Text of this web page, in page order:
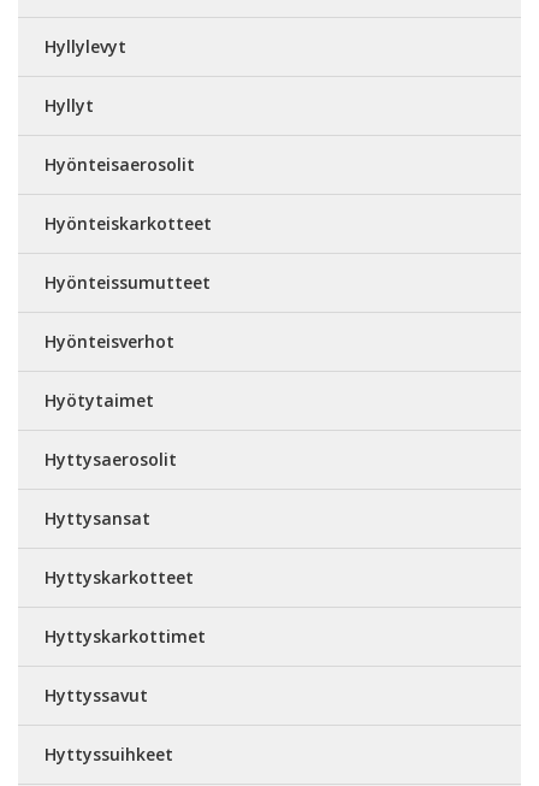
Hyllylevyt
Hyllyt
Hyönteisaerosolit
Hyönteiskarkotteet
Hyönteissumutteet
Hyönteisverhot
Hyötytaimet
Hyttysaerosolit
Hyttysansat
Hyttyskarkotteet
Hyttyskarkottimet
Hyttyssavut
Hyttyssuihkeet